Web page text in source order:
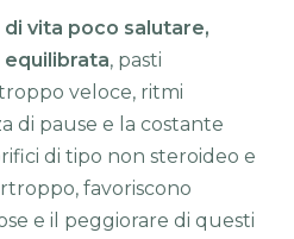
di vita poco salutare,
equilibrata, pasti
veloce, ritmi
di pause e la costante
di tipo non steroideo e
favoriscono
e il peggiorare di questi